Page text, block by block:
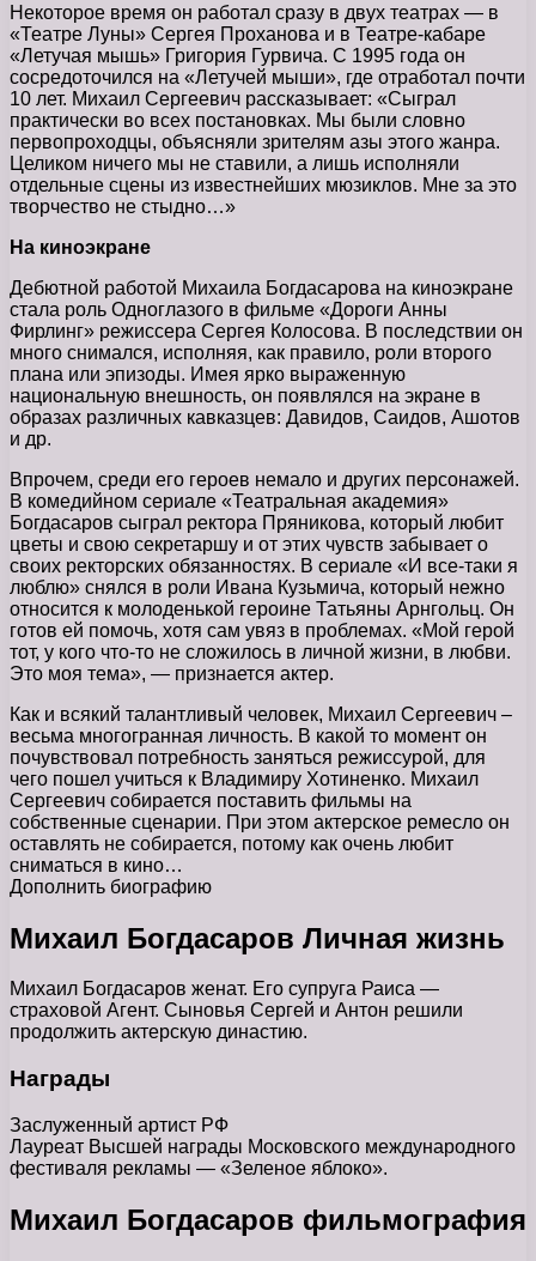
Некоторое время он работал сразу в двух театрах — в
«Театре Луны» Сергея Проханова и в Театре-кабаре
«Летучая мышь» Григория Гурвича. С 1995 года он
сосредоточился на «Летучей мыши», где отработал почти
10 лет. Михаил Сергеевич рассказывает: «Сыграл
практически во всех постановках. Мы были словно
первопроходцы, объясняли зрителям азы этого жанра.
Целиком ничего мы не ставили, а лишь исполняли
отдельные сцены из известнейших мюзиклов. Мне за это
творчество не стыдно…»
На киноэкране
Дебютной работой Михаила Богдасарова на киноэкране
стала роль Одноглазого в фильме «Дороги Анны
Фирлинг» режиссера Сергея Колосова. В последствии он
много снимался, исполняя, как правило, роли второго
плана или эпизоды. Имея ярко выраженную
национальную внешность, он появлялся на экране в
образах различных кавказцев: Давидов, Саидов, Ашотов
и др.
Впрочем, среди его героев немало и других персонажей.
В комедийном сериале «Театральная академия»
Богдасаров сыграл ректора Пряникова, который любит
цветы и свою секретаршу и от этих чувств забывает о
своих ректорских обязанностях. В сериале «И все-таки я
люблю» снялся в роли Ивана Кузьмича, который нежно
относится к молоденькой героине Татьяны Арнгольц. Он
готов ей помочь, хотя сам увяз в проблемах. «Мой герой
тот, у кого что-то не сложилось в личной жизни, в любви.
Это моя тема», — признается актер.
Как и всякий талантливый человек, Михаил Сергеевич –
весьма многогранная личность. В какой то момент он
почувствовал потребность заняться режиссурой, для
чего пошел учиться к Владимиру Хотиненко. Михаил
Сергеевич собирается поставить фильмы на
собственные сценарии. При этом актерское ремесло он
оставлять не собирается, потому как очень любит
сниматься в кино…
Дополнить биографию
Михаил Богдасаров Личная жизнь
Михаил Богдасаров женат. Его супруга Раиса —
страховой Агент. Сыновья Сергей и Антон решили
продолжить актерскую династию.
Награды
Заслуженный артист РФ
Лауреат Высшей награды Московского международного
фестиваля рекламы — «Зеленое яблоко».
Михаил Богдасаров фильмография